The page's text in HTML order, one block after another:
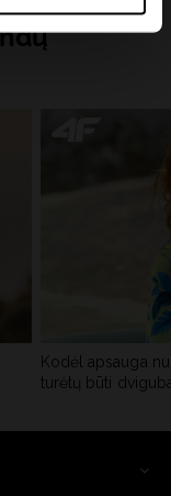
tinklus).
politikoje ir
Kodėl apsauga
turėtų būti